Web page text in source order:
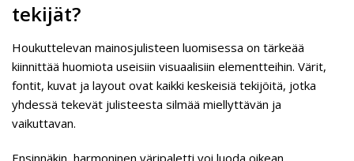
tekijät?
Houkuttelevan mainosjulisteen luomisessa on tärkeää
kiinnittää huomiota useisiin visuaalisiin elementteihin. Värit,
fontit, kuvat ja layout ovat kaikki keskeisiä tekijöitä, jotka
yhdessä tekevät julisteesta silmää miellyttävän ja
vaikuttavan.
Ensinnäkin, harmoninen väripaletti voi luoda oikean